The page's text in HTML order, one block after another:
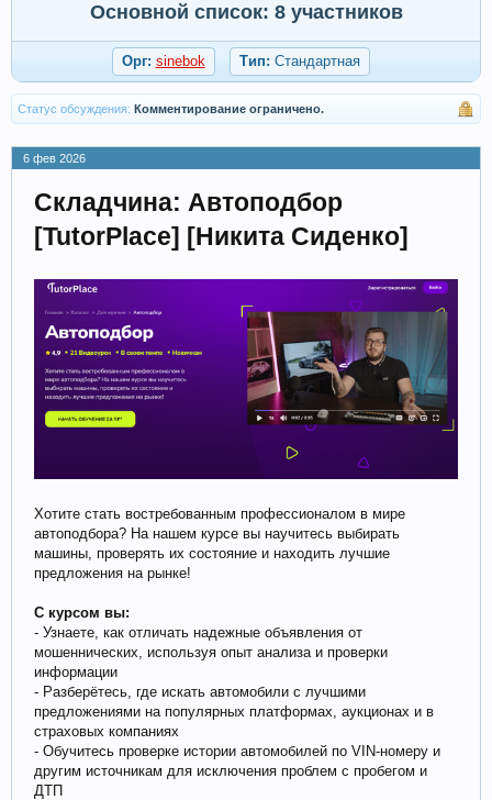
Основной список: 8 участников
Орг: sinebok Тип: Стандартная
Статус обсуждения: Комментирование ограничено.
6 фев 2026
Складчина: Автоподбор
[TutorPlace] [Никита Сиденко]
Хотите стать востребованным профессионалом в мире
автоподбора? На нашем курсе вы научитесь выбирать
машины, проверять их состояние и находить лучшие
предложения на рынке!
С курсом вы:
- Узнаете, как отличать надежные объявления от
мошеннических, используя опыт анализа и проверки
информации
- Разберётесь, где искать автомобили с лучшими
предложениями на популярных платформах, аукционах и в
страховых компаниях
- Обучитесь проверке истории автомобилей по VIN-номеру и
другим источникам для исключения проблем с пробегом и
ДТП